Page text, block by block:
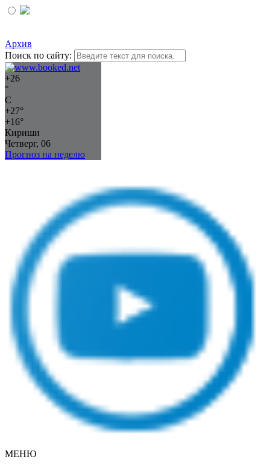
Архив
Поиск по сайту:
+26
°
C
+27°
+16°
Кириши
Четверг, 06
Прогноз на неделю
МЕНЮ